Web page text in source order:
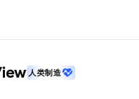
人类制造